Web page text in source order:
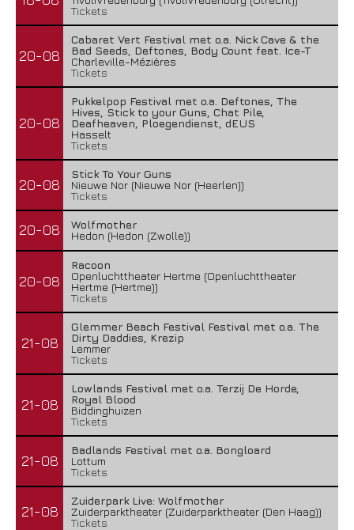
Tickets
20-08
Cabaret Vert Festival met o.a. Nick Cave & the
Bad Seeds, Deftones, Body Count feat. Ice-T
Charleville-Mézières
Tickets
20-08
Pukkelpop Festival met o.a. Deftones, The
Hives, Stick to your Guns, Chat Pile,
Deafheaven, Ploegendienst, dEUS
Hasselt
Tickets
20-08
Stick To Your Guns
Nieuwe Nor (Nieuwe Nor (Heerlen))
Tickets
20-08
Wolfmother
Hedon (Hedon (Zwolle))
20-08
Racoon
Openluchttheater Hertme (Openluchttheater
Hertme (Hertme))
Tickets
21-08
Glemmer Beach Festival Festival met o.a. The
Dirty Daddies, Krezip
Lemmer
Tickets
21-08
Lowlands Festival met o.a. Terzij De Horde,
Royal Blood
Biddinghuizen
Tickets
21-08
Badlands Festival met o.a. Bongloard
Lottum
Tickets
21-08
Zuiderpark Live: Wolfmother
Zuiderparktheater (Zuiderparktheater (Den Haag))
Tickets